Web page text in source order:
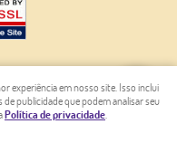
experiência em nosso site. Isso inclui
publicidade que podem analisar seu
Política de privacidade.